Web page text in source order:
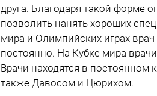
друга. Благодаря такой форме
позволить нанять хороших
мира и Олимпийских играх
постоянно. На Кубке мира
Врачи находятся в постоянном
также Давосом и Цюрихом.